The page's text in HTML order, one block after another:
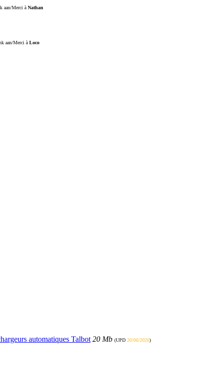
aan/Merci à Nathan
aan/Merci à Loco
automatiques Talbot 20 Mb (UPD 20/06/2026)